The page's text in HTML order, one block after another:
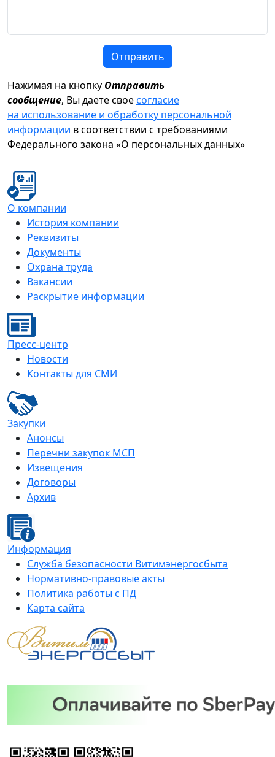
Отправить
Нажимая на кнопку Отправить
сообщение, Вы даете своесогласие
на использование и обработку персональной
информации в соответствии с требованиями
Федерального закона «О персональных данных»
О компании
История компании
Реквизиты
Документы
Охрана труда
Вакансии
Раскрытие информации
Пресс-центр
Новости
Контакты для СМИ
Закупки
Анонсы
Перечни закупок МСП
Извещения
Договоры
Архив
Информация
Служба безопасности Витимэнергосбыта
Нормативно-правовые акты
Политика работы с ПД
Карта сайта